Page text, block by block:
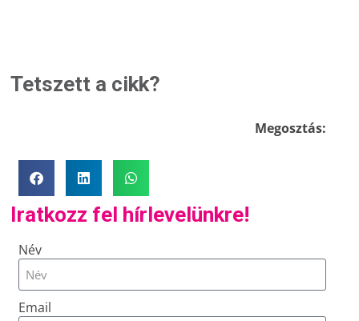
Tetszett a cikk?
Megosztás:
Iratkozz fel hírlevelünkre!
Név
Email